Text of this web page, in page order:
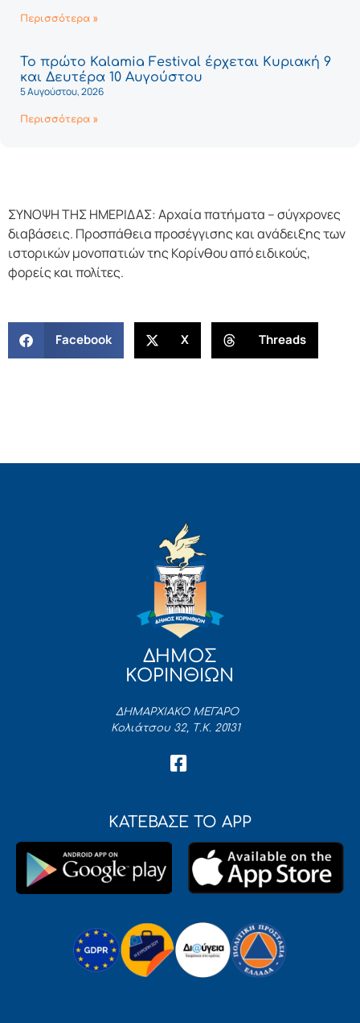
Περισσότερα »
Το πρώτο Kalamia Festival έρχεται Κυριακή 9
και Δευτέρα 10 Αυγούστου
5 Αυγούστου, 2026
Περισσότερα »
ΣΥΝΟΨΗ ΤΗΣ ΗΜΕΡΙΔΑΣ: Αρχαία πατήματα – σύγχρονες
διαβάσεις. Προσπάθεια προσέγγισης και ανάδειξης των
ιστορικών μονοπατιών της Κορίνθου από ειδικούς,
φορείς και πολίτες.
Facebook X Threads
ΔΗΜΟΣ
ΚΟΡΙΝΘΙΩΝ
ΔΗΜΑΡΧΙΑΚΟ ΜΕΓΑΡΟ
Κολιάτσου 32, Τ.Κ. 20131
ΚΑΤΕΒΑΣΕ ΤΟ APP